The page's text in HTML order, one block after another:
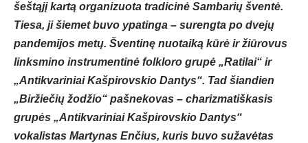
šeštąjį kartą organizuota tradicinė Sambarių šventė.
Tiesa, ji šiemet buvo ypatinga – surengta po dvejų
pandemijos metų. Šventinę nuotaiką kūrė ir žiūrovus
linksmino instrumentinė folkloro grupė „Ratilai“ ir
„Antikvariniai Kašpirovskio Dantys“. Tad šiandien
„Biržiečių žodžio“ pašnekovas – charizmatiškasis
grupės „Antikvariniai Kašpirovskio Dantys“
vokalistas Martynas Enčius, kuris buvo sužavėtas